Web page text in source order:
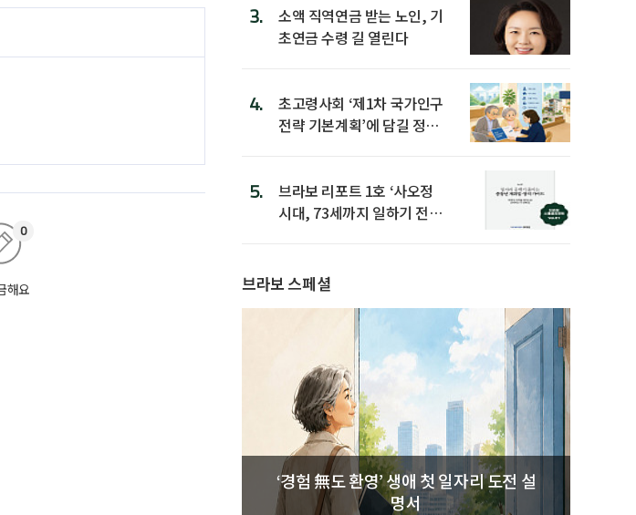
해요
0
3.
소액 직역연금 받는 노인, 기
초연금 수령 길 열린다
4.
초고령사회 ‘제1차 국가인구
전략 기본계획’에 담길 정책
5.
브라보 리포트 1호 ‘사오정
시대, 73세까지 일하기 전략’
브라보 스페셜
‘경험 無도 환영’ 생애 첫 일자리 도전 설
명서